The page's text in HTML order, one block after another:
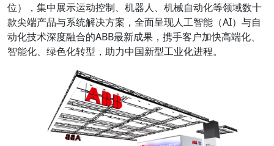
位），集中展示运动控制、机器人、机械自动化等领域数十
款尖端产品与系统解决方案，全面呈现人工智能（AI）与自
动化技术深度融合的ABB最新成果，携手客户加快高端化、
智能化、绿色化转型，助力中国新型工业化进程。